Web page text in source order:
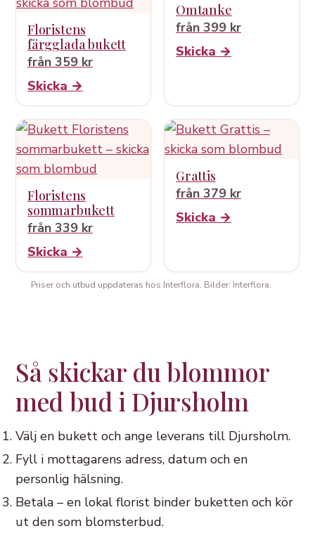
Floristens
färgglada bukett
från 359 kr
Skicka →
Omtanke
från 399 kr
Skicka →
Floristens
sommarbukett
från 339 kr
Skicka →
Grattis
från 379 kr
Skicka →
Priser och utbud uppdateras hos Interflora. Bilder: Interflora.
Så skickar du blommor
med bud i Djursholm
Välj en bukett och ange leverans till Djursholm.
Fyll i mottagarens adress, datum och en
personlig hälsning.
Betala – en lokal florist binder buketten och kör
ut den som blomsterbud.